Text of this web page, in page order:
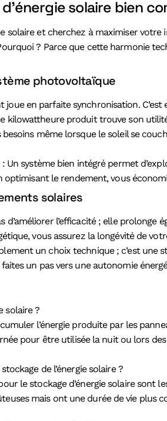
solaire bien
solaire et cherchez à maximiser
? Parce que cette harmonie
photovoltaïque
en parfaite synchronisation.
kilowattheure produit trouve son
même lorsque le soleil se
: Un système bien intégré permet
optimisant le rendement, vous
solaires
l’efficacité ; elle
vous assurez la longévité de
un choix technique ; c’est
un pas vers une autonomie
solaire ?
l’énergie produite par les
pour être utilisée la nuit ou lors
de l’énergie solaire ?
le stockage d’énergie solaire
mais ont une durée de vie